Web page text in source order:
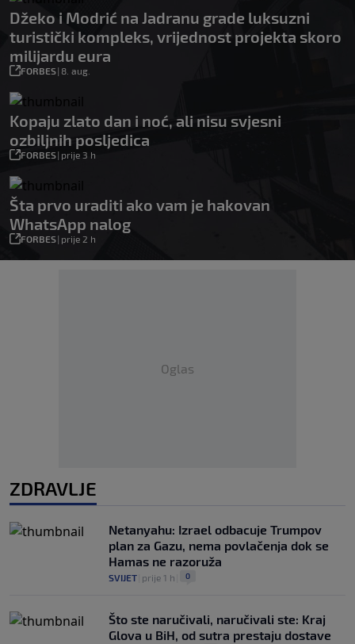
Džeko i Modrić na Jadranu grade luksuzni
turistički kompleks, vrijednost projekta skoro
milijardu eura
FORBES| 8. aug.
Kopaju zlato dan i noć, ali nisu svjesni
ozbiljnih posljedica
FORBES| prije 3 h
Šta prvo uraditi ako vam je hakovan
WhatsApp nalog
FORBES| prije 2 h
Oglas
ZDRAVLJE
Netanyahu: Izrael odbacuje Trumpov
plan za Gazu, nema povlačenja dok se
Hamas ne razoruža
SVIJET prije 1 h 0
Što ste naručivali, naručivali ste: Kraj
Glova u BiH, od sutra prestaju dostave